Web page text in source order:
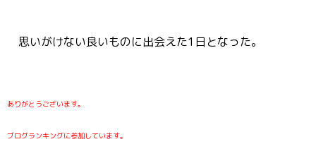
思いがけない良いものに出会えた1日となった。
ありがとうございます。
ブログランキングに参加しています。